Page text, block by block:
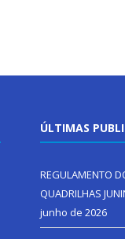
ÚLTIMAS
REGULAMENTO
QUADRILHAS
junho de 2026